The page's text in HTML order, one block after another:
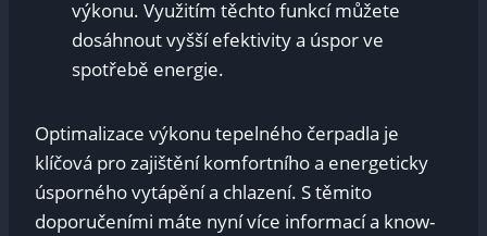
výkonu. Využitím těchto funkcí můžete
dosáhnout vyšší efektivity a úspor ve
spotřebě energie.
Optimalizace výkonu tepelného čerpadla je
klíčová pro zajištění komfortního a energeticky
úsporného vytápění a chlazení. S těmito
doporučeními máte nyní více informací a know-